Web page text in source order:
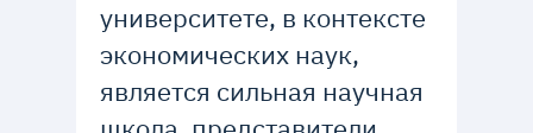
университете, в контексте
экономических наук,
является сильная научная